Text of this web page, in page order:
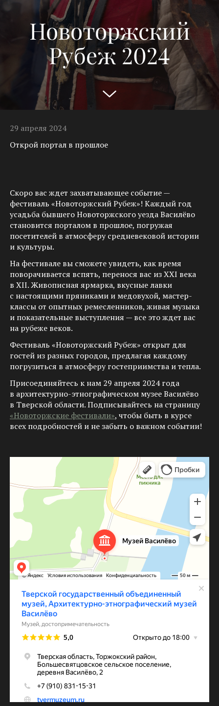
Новоторжский
Рубеж 2024
29 апреля 2024
Открой портал в прошлое
Скоро вас ждет захватывающее событие —
фестиваль «Новоторжский Рубеж»! Каждый год
усадьба бывшего Новоторжского уезда Василёво
становится порталом в прошлое, погружая
посетителей в атмосферу средневековой истории
и культуры.
На фестивале вы сможете увидеть, как время
поворачивается вспять, перенося вас из XXI века
в XII. Живописная ярмарка, вкусные лавки
с настоящими пряниками и медовухой, мастер-
классы от опытных ремесленников, живая музыка
и показательные выступления — все это ждет вас
на рубеже веков.
Фестиваль «Новоторжский Рубеж» открыт для
гостей из разных городов, предлагая каждому
погрузиться в атмосферу гостеприимства и тепла.
Присоединяйтесь к нам 29 апреля 2024 года
в архитектурно-этнографическом музее Василёво
в Тверской области. Подписывайтесь на страницу
«Новоторжские фестивали», чтобы быть в курсе
всех подробностей и не забыть о важном событии!
Архитектурно-этнографический музей Василёво
Музей в Тверской области
Достопримечательность в Тверской области